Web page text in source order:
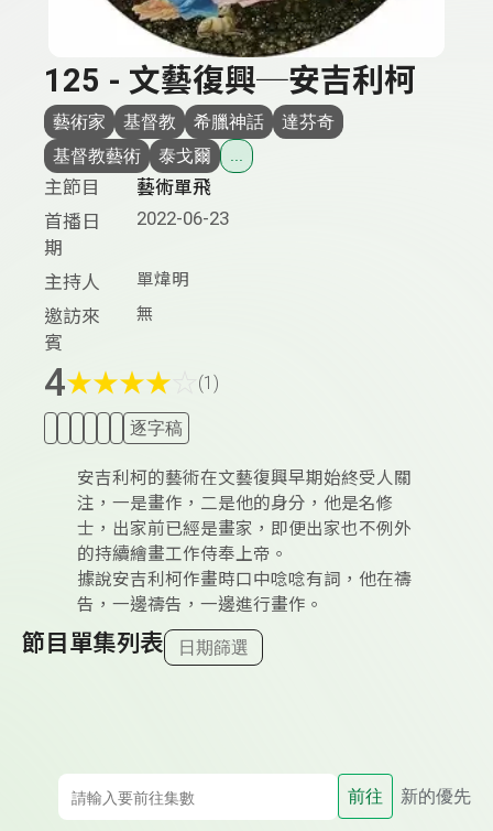
125 - 文藝復興─安吉利柯
藝術家 基督教 希臘神話
達芬奇
基督教藝術
泰戈爾
主節目
藝術單飛
首播日
期
2022-06-23
主持人 單煒明
邀訪來
賓
無
4★★★★ (1)
逐字稿
安吉利柯的藝術在文藝復興早期始終受人關
注，一是畫作，二是他的身分，他是名修
士，出家前已經是畫家，即便出家也不例外
的持續繪畫工作侍奉上帝。
據說安吉利柯作畫時口中唸唸有詞，他在禱
告，一邊禱告，一邊進行畫作。
節目單集列表 日期篩選
前往 新的優先